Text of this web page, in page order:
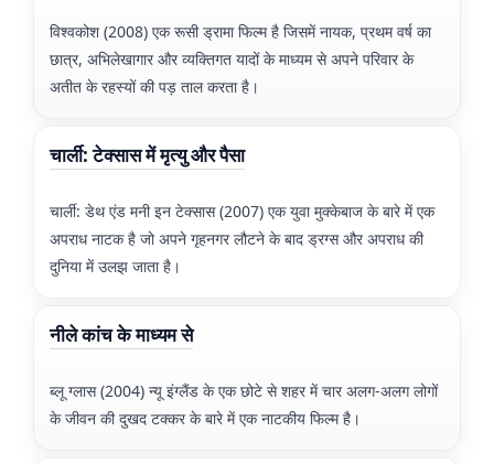
विश्वकोश (2008) एक रूसी ड्रामा फिल्म है जिसमें नायक, प्रथम वर्ष का
छात्र, अभिलेखागार और व्यक्तिगत यादों के माध्यम से अपने परिवार के
अतीत के रहस्यों की पड़ ताल करता है।
चार्ली: टेक्सास में मृत्यु और पैसा
चार्ली: डेथ एंड मनी इन टेक्सास (2007) एक युवा मुक्केबाज के बारे में एक
अपराध नाटक है जो अपने गृहनगर लौटने के बाद ड्रग्स और अपराध की
दुनिया में उलझ जाता है।
नीले कांच के माध्यम से
ब्लू ग्लास (2004) न्यू इंग्लैंड के एक छोटे से शहर में चार अलग-अलग लोगों
के जीवन की दुखद टक्कर के बारे में एक नाटकीय फिल्म है।